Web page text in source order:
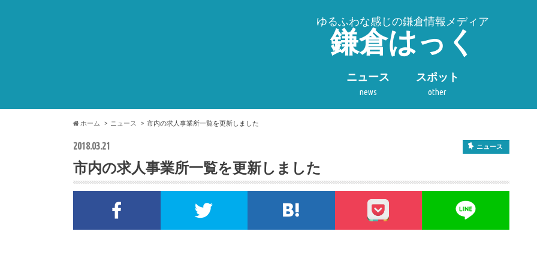
ゆるふわな感じの鎌倉情報メディア
鎌倉はっく
ニュース
news
スポット
other
ホーム ニュース 市内の求人事業所一覧を更新しました
2018.03.21 ニュース
市内の求人事業所一覧を更新しました
Facebookでシェア Twitterでシェア このエントリーをはてなブックマークに追加